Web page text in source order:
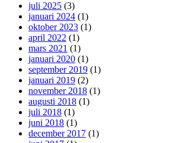
juli 2025 (3)
januari 2024 (1)
oktober 2023 (1)
april 2022 (1)
mars 2021 (1)
januari 2020 (1)
september 2019 (1)
januari 2019 (2)
november 2018 (1)
augusti 2018 (1)
juli 2018 (1)
juni 2018 (1)
december 2017 (1)